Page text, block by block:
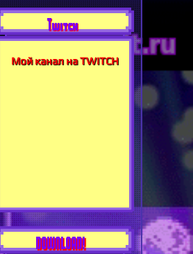
Twitch
Мой канал на TWITCH
DOWNLOAD!